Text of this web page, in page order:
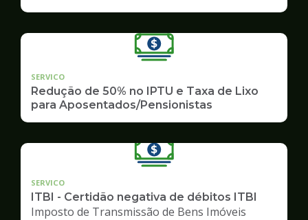
SERVICO
Redução de 50% no IPTU e Taxa de Lixo
para Aposentados/Pensionistas
SERVICO
ITBI - Certidão negativa de débitos ITBI
Imposto de Transmissão de Bens Imóveis